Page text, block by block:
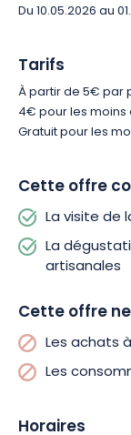
inoubliable chez
exceptionnel de la
Du 10.05.2026 au
Tarifs
À partir de 5€ par
4€ pour les moins
Gratuit pour les
Cette offre
La visite de
La
artisanales
Cette offre
Les achats
Les
Horaires